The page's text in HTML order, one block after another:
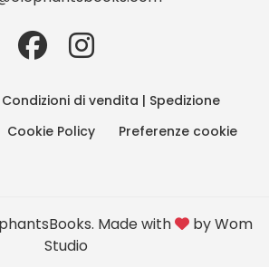
Condizioni di vendita | Spedizione
Cookie Policy Preferenze cookie
Made with byWom
Studio